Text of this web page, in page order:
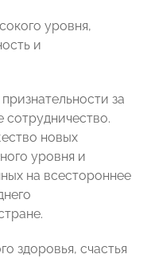
уровня,
и
за
сотрудничество.
новых
уровня и
на всестороннее
здоровья, счастья